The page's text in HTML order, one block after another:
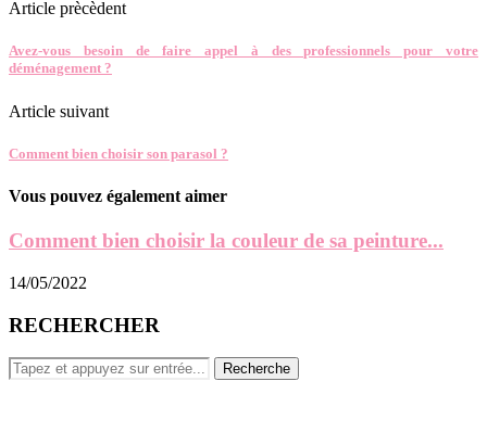
Article prècèdent
Avez-vous besoin de faire appel à des professionnels pour votre
déménagement ?
Article suivant
Comment bien choisir son parasol ?
Vous pouvez également aimer
Comment bien choisir la couleur de sa peinture...
14/05/2022
RECHERCHER